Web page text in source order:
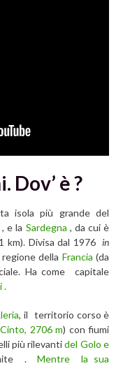
Dov’ è ?
isola più grande del
, e la Sardegna , da cui è
km). Divisa dal 1976 in
della Francia (da
Ha come capitale
.
, il territorio corso è
2706 m) con fiumi
più rilevantidel Golo e
.Mentre la sua